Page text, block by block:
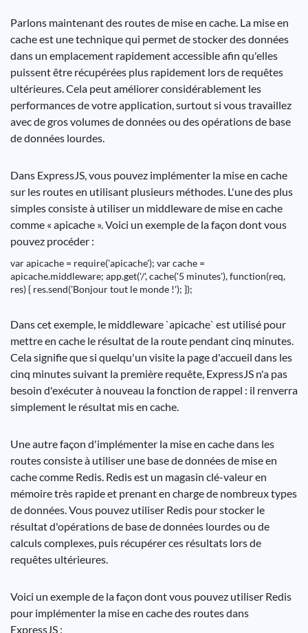
Parlons maintenant des routes de mise en cache. La mise en
cache est une technique qui permet de stocker des données
dans un emplacement rapidement accessible afin qu'elles
puissent être récupérées plus rapidement lors de requêtes
ultérieures. Cela peut améliorer considérablement les
performances de votre application, surtout si vous travaillez
avec de gros volumes de données ou des opérations de base
de données lourdes.
Dans ExpressJS, vous pouvez implémenter la mise en cache
sur les routes en utilisant plusieurs méthodes. L'une des plus
simples consiste à utiliser un middleware de mise en cache
comme « apicache ». Voici un exemple de la façon dont vous
pouvez procéder :
var apicache = require('apicache'); var cache =
apicache.middleware; app.get('/', cache('5 minutes'), function(req,
res) { res.send('Bonjour tout le monde !'); });
Dans cet exemple, le middleware `apicache` est utilisé pour
mettre en cache le résultat de la route pendant cinq minutes.
Cela signifie que si quelqu'un visite la page d'accueil dans les
cinq minutes suivant la première requête, ExpressJS n'a pas
besoin d'exécuter à nouveau la fonction de rappel : il renverra
simplement le résultat mis en cache.
Une autre façon d'implémenter la mise en cache dans les
routes consiste à utiliser une base de données de mise en
cache comme Redis. Redis est un magasin clé-valeur en
mémoire très rapide et prenant en charge de nombreux types
de données. Vous pouvez utiliser Redis pour stocker le
résultat d'opérations de base de données lourdes ou de
calculs complexes, puis récupérer ces résultats lors de
requêtes ultérieures.
Voici un exemple de la façon dont vous pouvez utiliser Redis
pour implémenter la mise en cache des routes dans
ExpressJS :